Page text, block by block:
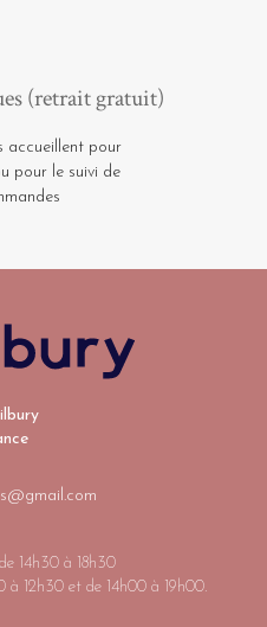
(retrait gratuit)
accueillent pour
pour le suivi de
14h30 à 18h30
à 12h30 et de 14h00 à 19h00.